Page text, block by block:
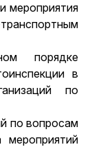
мероприятия
порядке
в
по
по вопросам
мероприятий